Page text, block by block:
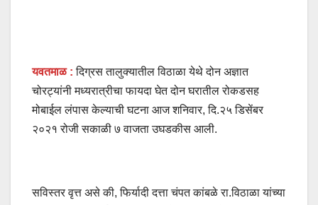
यवतमाळ :दिग्रस तालुक्यातील विठाळा येथे दोन अज्ञात
चोरट्यांनी मध्यरात्रीचा फायदा घेत दोन घरातील रोकडसह
मोबाईल लंपास केल्याची घटना आज शनिवार, दि.२५ डिसेंबर
२०२१ रोजी सकाळी ७ वाजता उघडकीस आली.
सविस्तर वृत्त असे की, फिर्यादी दत्ता चंपत कांबळे रा.विठाळा यांच्या